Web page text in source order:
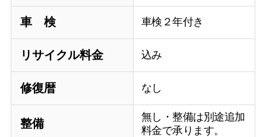
車 検 車検２年付き
リサイクル料金 込み
修復暦 なし
整備
無し・整備は別途追加
料金で承ります。